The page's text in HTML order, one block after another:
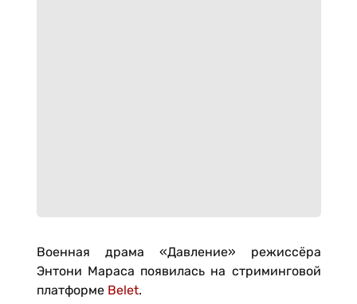
Военная драма «Давление» режиссёра
Энтони Мараса появилась на стриминговой
платформе Belet.